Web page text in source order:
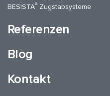
BESISTA® Zugstabsysteme
Referenzen
Blog
Kontakt